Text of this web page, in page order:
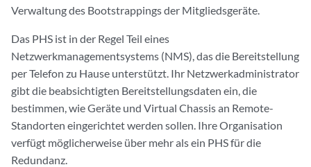
Verwaltung des Bootstrappings der Mitgliedsgeräte.
Das PHS ist in der Regel Teil eines
Netzwerkmanagementsystems (NMS), das die Bereitstellung
per Telefon zu Hause unterstützt. Ihr Netzwerkadministrator
gibt die beabsichtigten Bereitstellungsdaten ein, die
bestimmen, wie Geräte und Virtual Chassis an Remote-
Standorten eingerichtet werden sollen. Ihre Organisation
verfügt möglicherweise über mehr als ein PHS für die
Redundanz.